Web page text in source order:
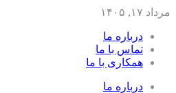
مرداد ۱۷, ۱۴۰۵
درباره ما
تماس با ما
همکاری با ما
درباره ما